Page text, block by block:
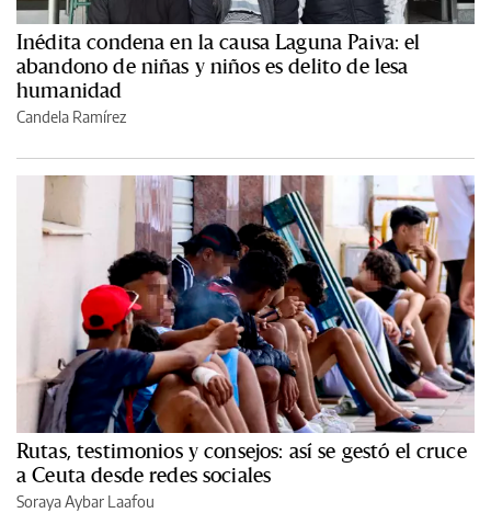
Inédita condena en la causa Laguna Paiva: el
abandono de niñas y niños es delito de lesa
humanidad
Candela Ramírez
Rutas, testimonios y consejos: así se gestó el cruce
a Ceuta desde redes sociales
Soraya Aybar Laafou